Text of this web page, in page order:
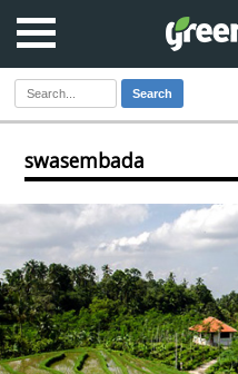
Search
swasembada